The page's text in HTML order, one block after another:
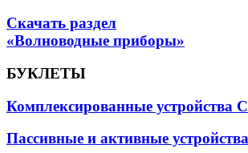
Скачать раздел
«Волноводные приборы»
БУКЛЕТЫ
Комплексированные устройства
Пассивные и активные